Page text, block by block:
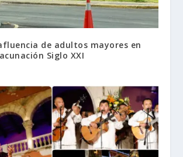
de adultos mayores en
Siglo XXI